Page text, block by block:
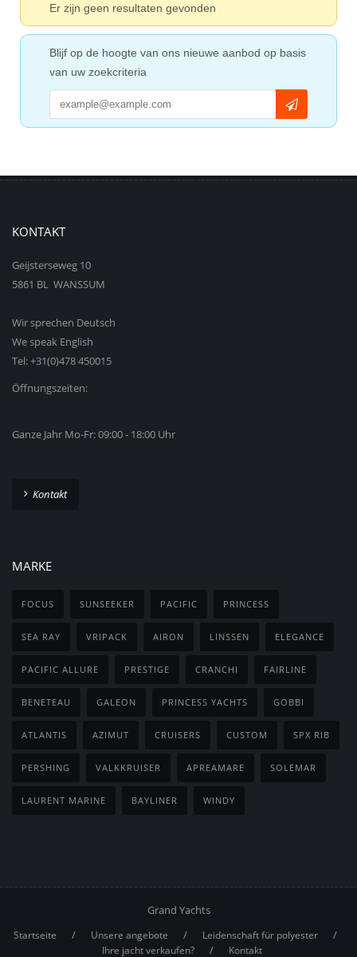
Er zijn geen resultaten gevonden
Blijf op de hoogte van ons nieuwe aanbod op basis
van uw zoekcriteria
KONTAKT
Geijsterseweg 10
5861 BL WANSSUM
Wir sprechen Deutsch
We speak English
Tel: +31(0)478 450015
Öffnungszeiten:
Ganze Jahr Mo-Fr: 09:00 - 18:00 Uhr
Kontakt
MARKE
FOCUS SUNSEEKER PACIFIC PRINCESS
SEA RAY VRIPACK AIRON LINSSEN ELEGANCE
PACIFIC ALLURE PRESTIGE CRANCHI FAIRLINE
BENETEAU GALEON PRINCESS YACHTS GOBBI
ATLANTIS AZIMUT CRUISERS CUSTOM SPX RIB
PERSHING VALKKRUISER APREAMARE SOLEMAR
LAURENT MARINE BAYLINER WINDY
Grand Yachts
Startseite / Unsere angebote / Leidenschaft für polyester /
Ihre jacht verkaufen? / Kontakt